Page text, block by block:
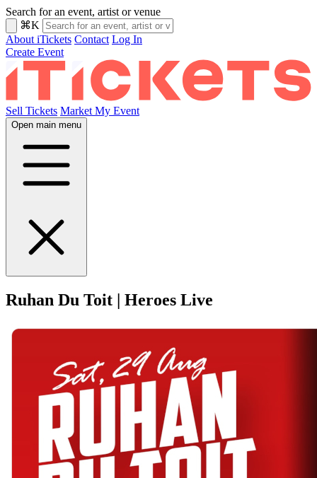
Search for an event, artist or venue
⌘K
About iTickets Contact Log In
Create Event
Sell Tickets Market My Event
Open main menu
Ruhan Du Toit | Heroes Live